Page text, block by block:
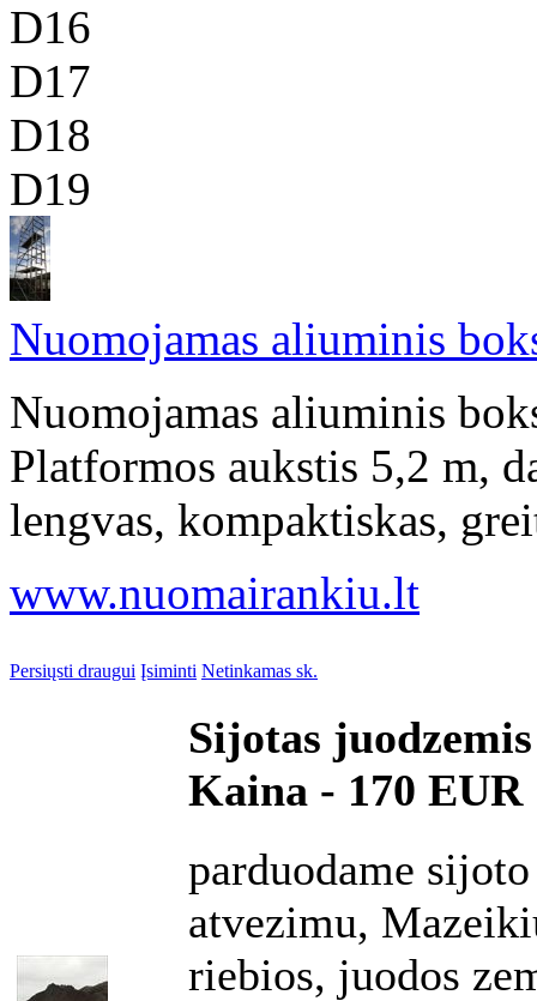
D16
D17
D18
D19
Nuomojamas aliuminis
Nuomojamas aliuminis
Platformos aukstis 5,2 m,
lengvas, kompaktiskas,
www.nuomairankiu.lt
Persiųsti draugui Įsiminti Netinkamas sk.
Sijotas juodzemis
Kaina - 170
parduodame
atvezimu,
riebios, juodos